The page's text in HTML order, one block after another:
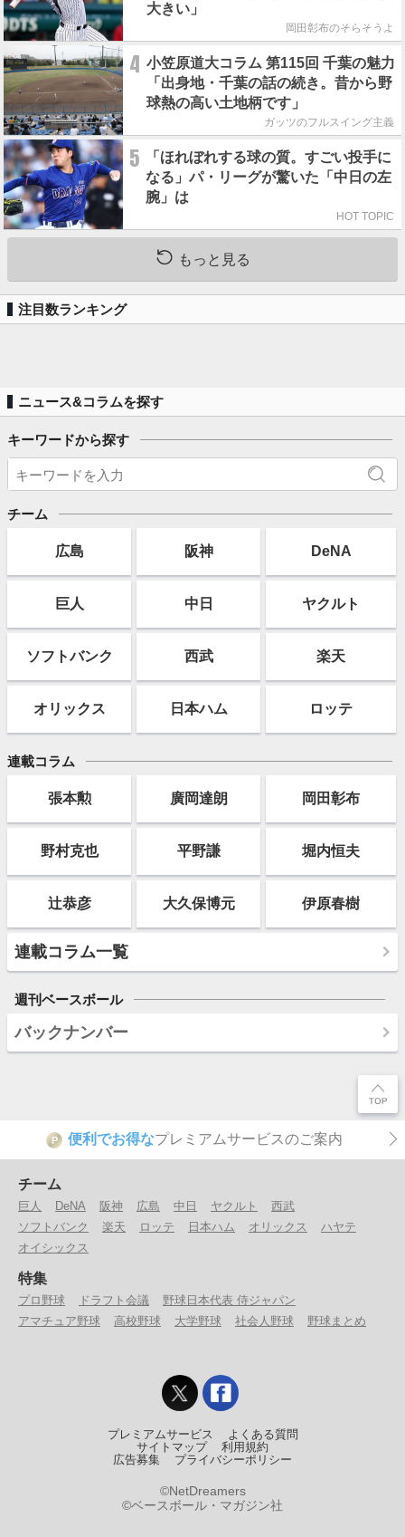
大きい」
岡田彰布のそらそうよ
4 小笠原道大コラム 第115回 千葉の魅力
「出身地・千葉の話の続き。昔から野
球熱の高い土地柄です」
ガッツのフルスイング主義
5
「ほれぼれする球の質。すごい投手に
なる」パ・リーグが驚いた「中日の左
腕」は
HOT TOPIC
もっと見る
注目数ランキング
ニュース&コラムを探す
キーワードから探す
チーム
広島 阪神 DeNA
巨人 中日 ヤクルト
ソフトバンク 西武 楽天
オリックス 日本ハム ロッテ
連載コラム
張本勲 廣岡達朗 岡田彰布
野村克也 平野謙 堀内恒夫
辻恭彦 大久保博元 伊原春樹
連載コラム一覧
週刊ベースボール
バックナンバー
P 便利でお得なプレミアムサービスのご案内
チーム
巨人 DeNA 阪神 広島 中日 ヤクルト
西武
ソフトバンク
楽天 ロッテ 日本ハム オリックス
ハヤテ
オイシックス
特集
プロ野球 ドラフト会議
野球日本代表 侍ジャパン
アマチュア野球
高校野球 大学野球 社会人野球 野球まとめ
プレミアムサービス
よくある質問
サイトマップ
利用規約
広告募集
プライバシーポリシー
©NetDreamers
©ベースボール・マガジン社